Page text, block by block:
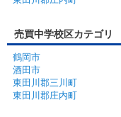
売買中学校区カテゴリ
鶴岡市
酒田市
東田川郡三川町
東田川郡庄内町